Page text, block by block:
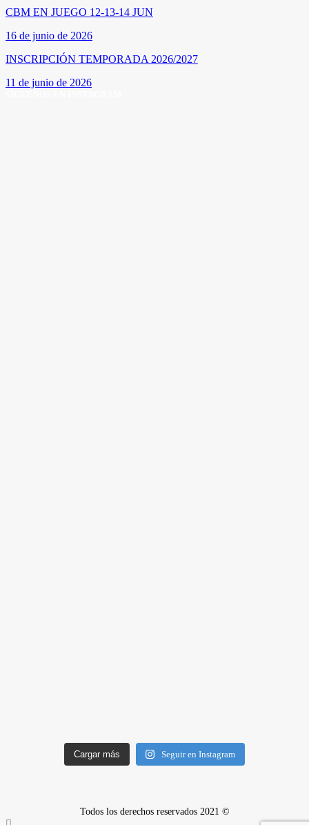
CBM EN JUEGO 12-13-14 JUN
16 de junio de 2026
INSCRIPCIÓN TEMPORADA 2026/2027
11 de junio de 2026
Cargar más Seguir en Instagram
Todos los derechos reservados 2021 ©